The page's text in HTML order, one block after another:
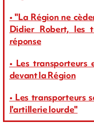
• "La Région ne
Didier Robert, les
réponse
• Les
devant la Région
• Les transporteurs
l'artillerie lourde"